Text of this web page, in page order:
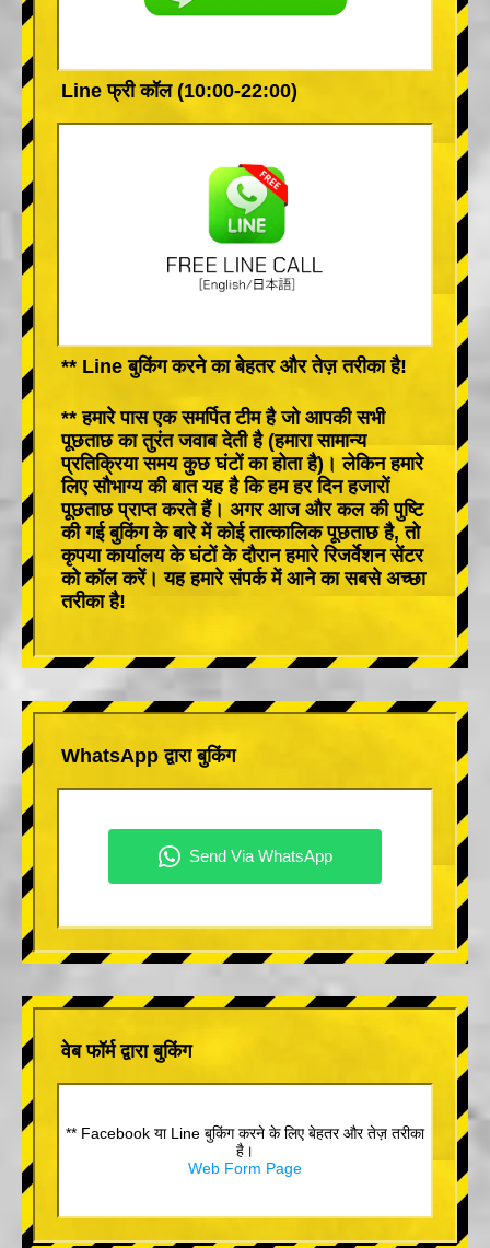
Line फ्री कॉल (10:00-22:00)
** Line बुकिंग करने का बेहतर और तेज़ तरीका है!
** हमारे पास एक समर्पित टीम है जो आपकी सभी
पूछताछ का तुरंत जवाब देती है (हमारा सामान्य
प्रतिक्रिया समय कुछ घंटों का होता है)। लेकिन हमारे
लिए सौभाग्य की बात यह है कि हम हर दिन हजारों
पूछताछ प्राप्त करते हैं। अगर आज और कल की पुष्टि
की गई बुकिंग के बारे में कोई तात्कालिक पूछताछ है, तो
कृपया कार्यालय के घंटों के दौरान हमारे रिजर्वेशन सेंटर
को कॉल करें। यह हमारे संपर्क में आने का सबसे अच्छा
तरीका है!
WhatsApp द्वारा बुकिंग
वेब फॉर्म द्वारा बुकिंग
** Facebook या Line बुकिंग करने के लिए बेहतर और तेज़ तरीका
है।
Web Form Page